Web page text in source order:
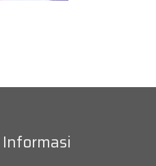
Informasi